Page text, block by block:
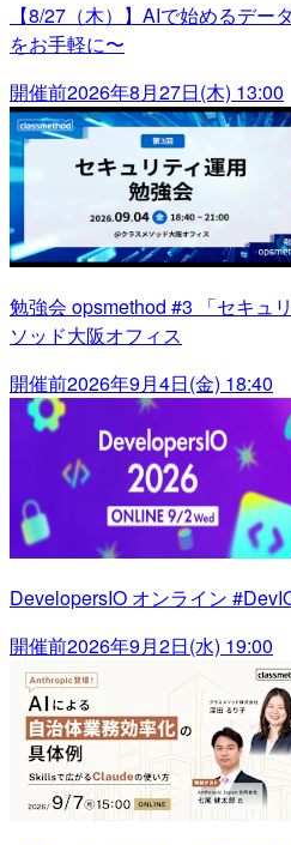
【8/27（木）】AIで始めるデ
をお手軽に〜
開催前2026年8月27日(木) 13:00
勉強会 opsmethod #3 「セキュ
ソッド大阪オフィス
開催前2026年9月4日(金) 18:40
DevelopersIO オンライン
開催前2026年9月2日(水) 19:00